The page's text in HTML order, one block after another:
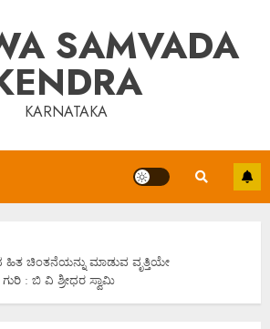
SAMVADA
KARNATAKA
ಚಿಂತನೆಯನ್ನು ಮಾಡುವ ವೃತ್ತಿಯೇ
: ಬಿ ವಿ ಶ್ರೀಧರ ಸ್ವಾಮಿ